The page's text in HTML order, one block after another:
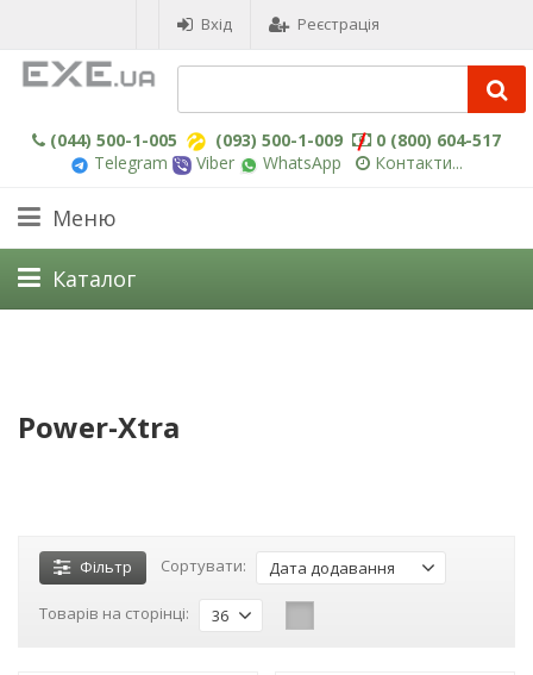
Вхід Реєстрація
(044) 500-1-005 (093) 500-1-009
0 (800) 604-517
Telegram
Viber WhatsApp Контакти...
Меню
Каталог
Power-Xtra
Фільтр Сортувати: Дата додавання
Товарів на сторінці: 36